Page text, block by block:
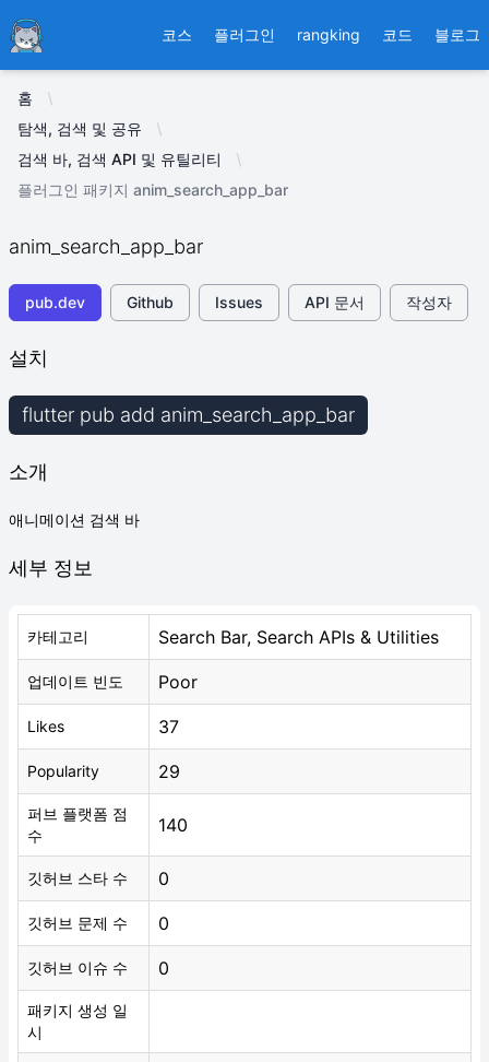
Ducafecat 코스 플러그인 rangking 코드 블로그
홈
탐색, 검색 및 공유
검색 바, 검색 API 및 유틸리티
플러그인 패키지 anim_search_app_bar
anim_search_app_bar
pub.dev Github Issues API 문서 작성자
설치
flutter pub add anim_search_app_bar
소개
애니메이션 검색 바
세부 정보
카테고리 Search Bar, Search APIs & Utilities
업데이트 빈도 Poor
Likes 37
Popularity 29
퍼브 플랫폼 점
수
140
깃허브 스타 수 0
깃허브 문제 수 0
깃허브 이슈 수 0
패키지 생성 일
시